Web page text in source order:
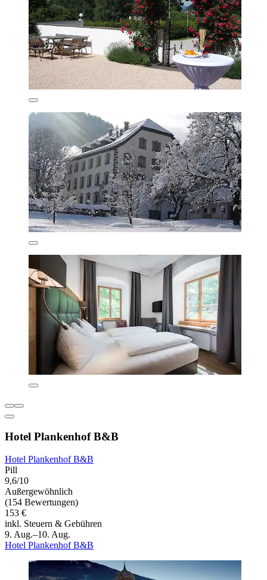
Hotel Plankenhof B&B
Hotel Plankenhof B&B
Pill
9,6/10
Außergewöhnlich
(154 Bewertungen)
153 €
inkl. Steuern & Gebühren
9. Aug.–10. Aug.
Hotel Plankenhof B&B